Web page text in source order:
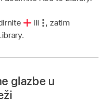
ili , zatim
glazbe u